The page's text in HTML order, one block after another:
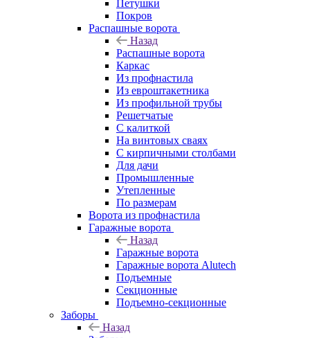
Петушки
Покров
Распашные ворота
Назад
Распашные ворота
Каркас
Из профнастила
Из евроштакетника
Из профильной трубы
Решетчатые
С калиткой
На винтовых сваях
С кирпичными столбами
Для дачи
Промышленные
Утепленные
По размерам
Ворота из профнастила
Гаражные ворота
Назад
Гаражные ворота
Гаражные ворота Alutech
Подъемные
Секционные
Подъемно-секционные
Заборы
Назад